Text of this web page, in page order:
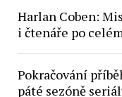
Harlan Coben:
i čtenáře po
Pokračování
páté sezóně